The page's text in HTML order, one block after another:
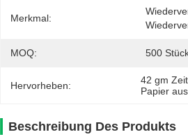
Merkmal:
MOQ: 500
Hervorheben: 42 gm
Papier
Beschreibung Des Produkts